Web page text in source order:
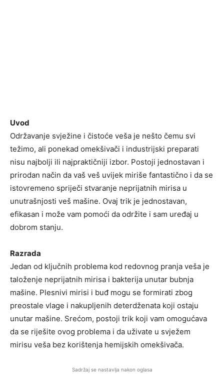
Uvod
Održavanje svježine i čistoće veša je nešto čemu svi
težimo, ali ponekad omekšivači i industrijski preparati
nisu najbolji ili najpraktičniji izbor. Postoji jednostavan i
prirodan način da vaš veš uvijek miriše fantastično i da se
istovremeno spriječi stvaranje neprijatnih mirisa u
unutrašnjosti veš mašine. Ovaj trik je jednostavan,
efikasan i može vam pomoći da održite i sam uređaj u
dobrom stanju.
Razrada
Jedan od ključnih problema kod redovnog pranja veša je
taloženje neprijatnih mirisa i bakterija unutar bubnja
mašine. Plesnivi mirisi i buđ mogu se formirati zbog
preostale vlage i nakupljenih deterdženata koji ostaju
unutar mašine. Srećom, postoji trik koji vam omogućava
da se riješite ovog problema i da uživate u svježem
mirisu veša bez korištenja hemijskih omekšivača.
Sadržaj se nastavlja nakon oglasa